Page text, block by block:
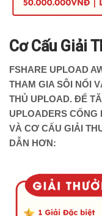
Cơ Cấu Giải
FSHARE UPLOAD
THAM GIA SÔI NỔI
THỦ UPLOAD. ĐỂ
UPLOADERS CỐNG
VÀ CƠ CẤU GIẢI
DẪN HƠN: